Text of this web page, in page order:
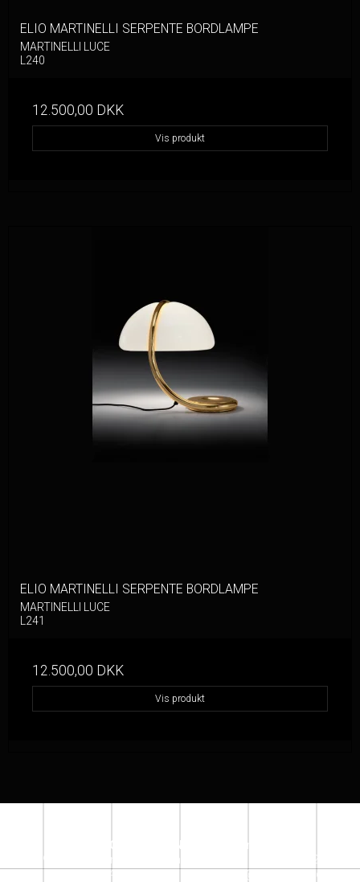
ELIO MARTINELLI SERPENTE BORDLAMPE
MARTINELLI LUCE
L240
12.500,00 DKK
Vis produkt
ELIO MARTINELLI SERPENTE BORDLAMPE
MARTINELLI LUCE
L241
12.500,00 DKK
Vis produkt
SACRECOEUR DESIGN STORE
Jensløvsvej 6
2920 Charlottenlund
denmark
+45 26162609
+ 45 26162609 info@sacrecoeur.dk